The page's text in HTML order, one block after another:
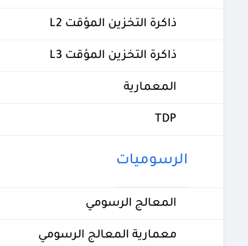
ذاكرة التخزين المؤقت L2
ذاكرة التخزين المؤقت L3
المعمارية
TDP
الرسوميات
المعالج الرسومي
معمارية المعالج الرسومي